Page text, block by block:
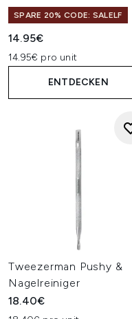
SPARE 20% CODE: SALELF
14.95€
14.95€ pro unit
ENTDECKEN
Tweezerman Pushy &
Nagelreiniger
18.40€